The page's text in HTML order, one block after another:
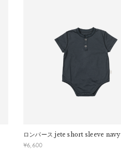
ロンパース jete short sleeve navy
¥6,600